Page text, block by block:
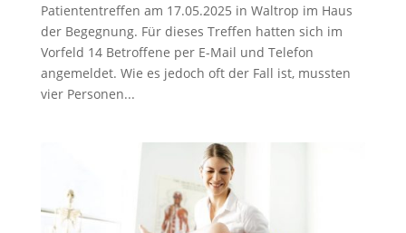
Patiententreffen am 17.05.2025 in Waltrop im Haus
der Begegnung. Für dieses Treffen hatten sich im
Vorfeld 14 Betroffene per E-Mail und Telefon
angemeldet. Wie es jedoch oft der Fall ist, mussten
vier Personen...